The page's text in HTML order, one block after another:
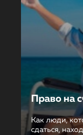
Право на
Как люди,
сдаться,